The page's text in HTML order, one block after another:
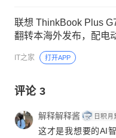
联想 ThinkBook Plus
翻转本海外发布，配电
IT之家 打开APP
评论 3
解释解释酱
这才是我想要的AI